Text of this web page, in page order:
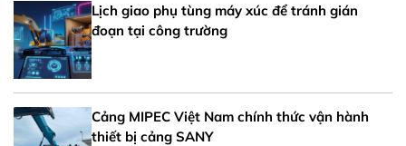
Lịch giao phụ tùng máy xúc để tránh gián
đoạn tại công trường
Cảng MIPEC Việt Nam chính thức vận hành
thiết bị cảng SANY